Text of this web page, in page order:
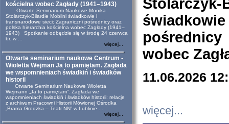
kościelna wobec Zagłady (1941–1943)
Otwarte Seminarium Naukowe Monika
Stolarczyk-Bilardie Mobilni świadkowie i
transnarodowe sieci: Zagraniczni pośrednicy oraz
polska hierarchia kościelna wobec Zagłady (1941–
1943) Spotkanie odbędzie się w środę 24 czerwca
br. w ...
więcej...
Otwarte seminarium naukowe Centrum -
Wioletta Wejman Ja to pamiętam. Zagłada
we wspomnieniach świadkiń i świadków
historii
Otwarte Seminarium Naukowe Wioletta
Wejmann „Ja to pamiętam”. Zagłada we
wspomnieniach świadkiń i świadków historii: relacje
z archiwum Pracowni Historii Mówionej Ośrodka
„Brama Grodzka – Teatr NN” w Lublinie ...
więcej...
wobec
11.06.2026
więcej...